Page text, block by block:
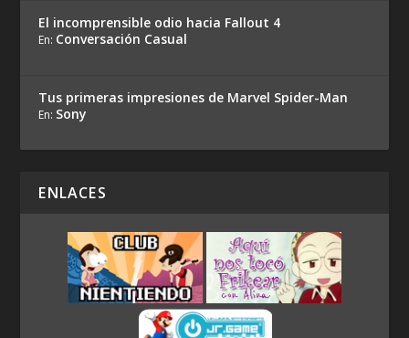
El incomprensible odio hacia Fallout 4
En: Conversación Casual
Tus primeras impresiones de Marvel Spider-Man
En: Sony
ENLACES